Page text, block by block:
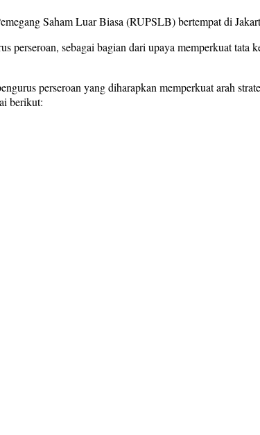
Saham Luar Biasa (RUPSLB) bertempat di
perseroan, sebagai bagian dari upaya memperkuat tata
perseroan yang diharapkan memperkuat arah
berikut: